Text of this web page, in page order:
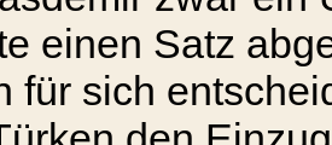
einen Satz
für sich